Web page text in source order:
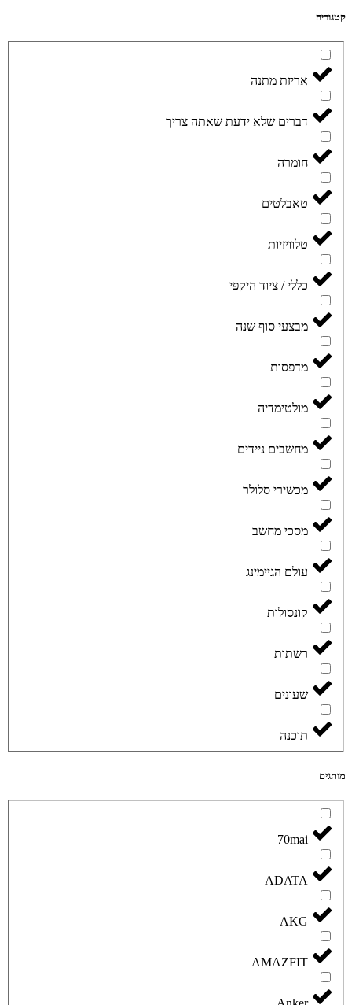
קטגוריה
אריזת מתנה
דברים שלא ידעת שאתה צריך
חומרה
טאבלטים
טלוויזיות
כללי / ציוד היקפי
מבצעי סוף שנה
מדפסות
מולטימדיה
מחשבים ניידים
מכשירי סלולר
מסכי מחשב
עולם הגיימינג
קונסולות
רשתות
שעונים
תוכנה
מותגים
70mai
ADATA
AKG
AMAZFIT